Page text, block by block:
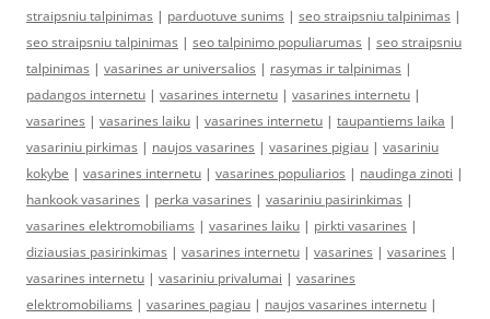
straipsniu talpinimas | parduotuve sunims | seo straipsniu talpinimas |
seo straipsniu talpinimas | seo talpinimo populiarumas | seo straipsniu
talpinimas | vasarines ar universalios | rasymas ir talpinimas |
padangos internetu | vasarines internetu | vasarines internetu |
vasarines | vasarines laiku | vasarines internetu | taupantiems laika |
vasariniu pirkimas | naujos vasarines | vasarines pigiau | vasariniu
kokybe | vasarines internetu | vasarines populiarios | naudinga zinoti |
hankook vasarines | perka vasarines | vasariniu pasirinkimas |
vasarines elektromobiliams | vasarines laiku | pirkti vasarines |
diziausias pasirinkimas | vasarines internetu | vasarines | vasarines |
vasarines internetu | vasariniu privalumai | vasarines
elektromobiliams | vasarines pagiau | naujos vasarines internetu |